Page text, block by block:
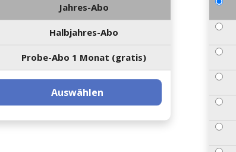
Jahres-Abo
Halbjahres-Abo
Probe-Abo 1 Monat (gratis)
Auswählen